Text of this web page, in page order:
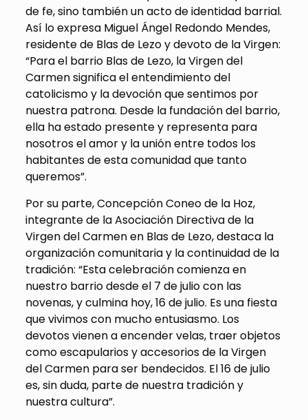
de fe, sino también un acto de identidad barrial.
Así lo expresa Miguel Ángel Redondo Mendes,
residente de Blas de Lezo y devoto de la Virgen:
“Para el barrio Blas de Lezo, la Virgen del
Carmen significa el entendimiento del
catolicismo y la devoción que sentimos por
nuestra patrona. Desde la fundación del barrio,
ella ha estado presente y representa para
nosotros el amor y la unión entre todos los
habitantes de esta comunidad que tanto
queremos”.
Por su parte, Concepción Coneo de la Hoz,
integrante de la Asociación Directiva de la
Virgen del Carmen en Blas de Lezo, destaca la
organización comunitaria y la continuidad de la
tradición: “Esta celebración comienza en
nuestro barrio desde el 7 de julio con las
novenas, y culmina hoy, 16 de julio. Es una fiesta
que vivimos con mucho entusiasmo. Los
devotos vienen a encender velas, traer objetos
como escapularios y accesorios de la Virgen
del Carmen para ser bendecidos. El 16 de julio
es, sin duda, parte de nuestra tradición y
nuestra cultura”.